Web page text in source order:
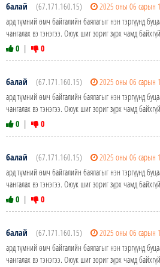
балай (67.171.160.15)
2025 оны 06 сарын
ард түмний өмч байгалийн баялагыг нэн тэргүүнд
чангалах вэ тэнэгээ. Оюук шиг зориг зүрх чамд
0 | 0
балай (67.171.160.15)
2025 оны 06 сарын
ард түмний өмч байгалийн баялагыг нэн тэргүүнд
чангалах вэ тэнэгээ. Оюук шиг зориг зүрх чамд
0 | 0
балай (67.171.160.15)
2025 оны 06 сарын
ард түмний өмч байгалийн баялагыг нэн тэргүүнд
чангалах вэ тэнэгээ. Оюук шиг зориг зүрх чамд
0 | 0
балай (67.171.160.15)
2025 оны 06 сарын
ард түмний өмч байгалийн баялагыг нэн тэргүүнд
чангалах вэ тэнэгээ. Оюук шиг зориг зүрх чамд